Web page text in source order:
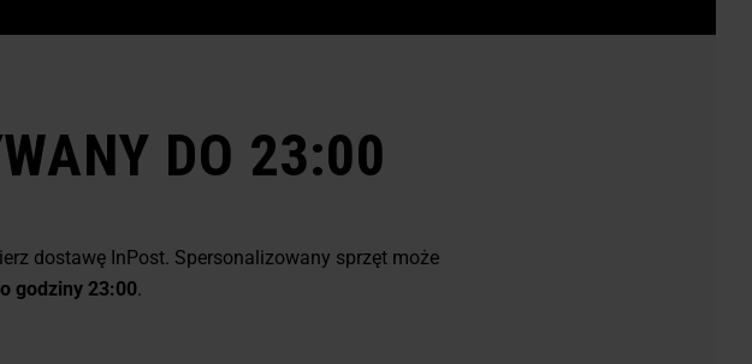
DO 23:00
dostawę InPost. Spersonalizowany sprzęt może
godziny 23:00.